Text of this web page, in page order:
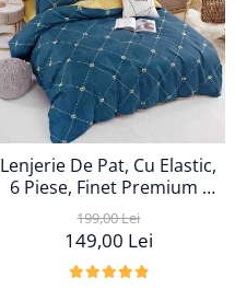
Lenjerie De Pat, Cu Elastic,
6 Piese, Finet Premium -
LPBF6PE30
199,00 Lei
149,00 Lei